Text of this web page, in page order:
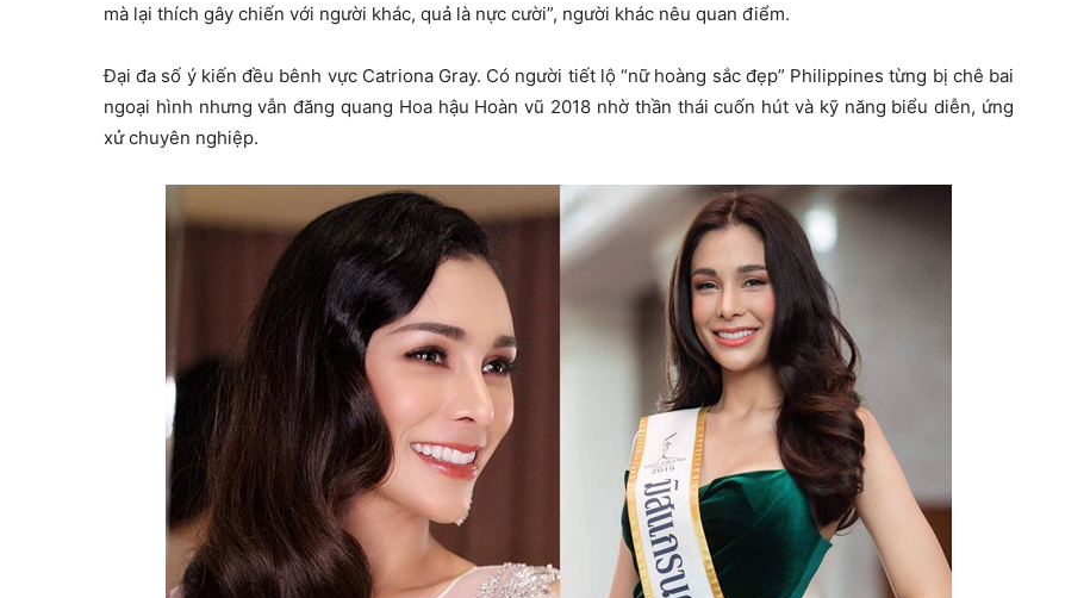
mà lại thích gây chiến với người khác, quả là nực cười”, người khác nêu quan điểm.
Đại đa số ý kiến đều bênh vực Catriona Gray. Có người tiết lộ “nữ hoàng sắc đẹp” Philippines từng bị chê bai
ngoại hình nhưng vẫn đăng quang Hoa hậu Hoàn vũ 2018 nhờ thần thái cuốn hút và kỹ năng biểu diễn, ứng
xử chuyên nghiệp.